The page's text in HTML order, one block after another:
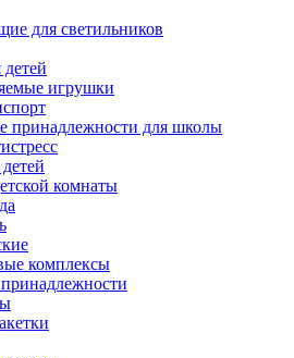
для светильников
игрушки
принадлежности для школы
комнаты
комплексы